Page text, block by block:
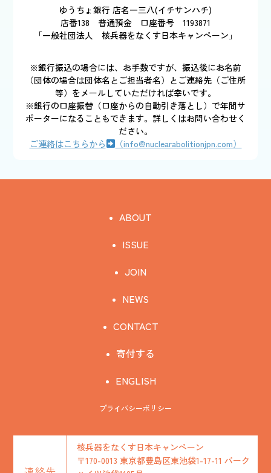
ゆうちょ銀行 店名一三八(イチサンハチ)
店番138 普通預金 口座番号 1193871
「一般社団法人 核兵器をなくす日本キャンペーン」
※銀行振込の場合には、お手数ですが、振込後にお名前
（団体の場合は団体名とご担当者名）とご連絡先（ご住所
等）をメールしていただければ幸いです。
※銀行の口座振替（口座からの自動引き落とし）で年間サ
ポーターになることもできます。詳しくはお問い合わせく
ださい。
ご連絡はこちらから
（info@nuclearabolitionjpn.com）
ABOUT
ISSUE
JOIN
NEWS
CONTACT
寄付する
ENGLISH
プライバシーポリシー
核兵器をなくす日本キャンペーン
〒170-0013 東京都豊島区東池袋1-17-11 パーク